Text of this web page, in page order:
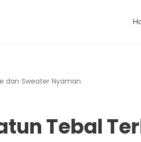
dan Sweater Nyaman
Tebal